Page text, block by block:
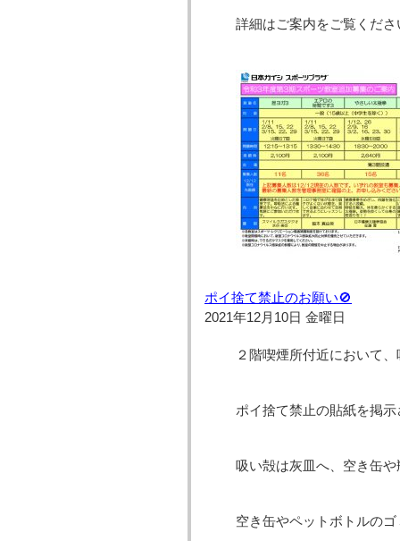
詳細はご案内をご覧くださ
ポイ捨て禁止のお願い🚫
2021年12月10日 金曜日
２階喫煙所付近において
ポイ捨て禁止の貼紙を掲
吸い殻は灰皿へ、空き缶
空き缶やペットボトルの